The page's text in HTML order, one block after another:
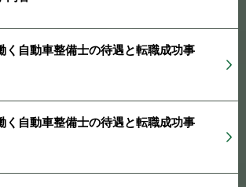
く自動車整備士の待遇と転職成功事
く自動車整備士の待遇と転職成功事